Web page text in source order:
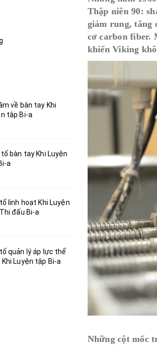
Thập niên 90:
giảm rung, tăng
cơ carbon fiber.
khiến Viking
Những cột mốc
về bàn tay Khi
tập Bi-a
bàn tay Khi Luyện
a
linh hoạt Khi Luyện
đấu Bi-a
quản lý áp lực thể
Luyện tập Bi-a